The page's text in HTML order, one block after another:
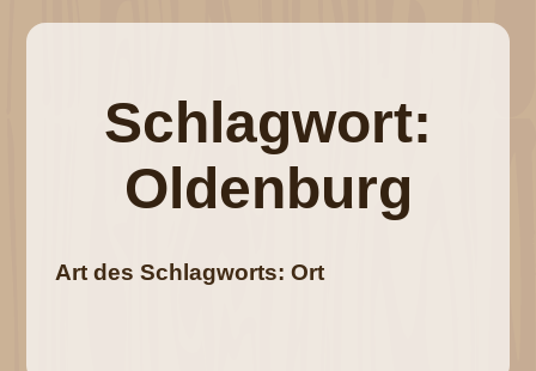
Schlagwort:
Oldenburg
Art des Schlagworts: Ort